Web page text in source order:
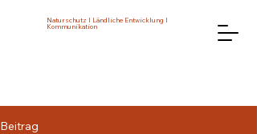
Naturschutz I Ländliche Entwicklung I
Kommunikation
Beitrag